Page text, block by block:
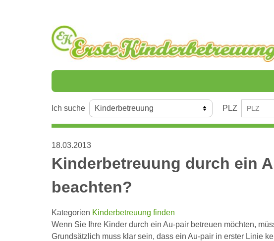
Ich suche PLZ
18.03.2013
Kinderbetreuung durch ein
beachten?
Kategorien Kinderbetreuung finden
Wenn Sie Ihre Kinder durch ein Au-pair betreuen möchten,
Grundsätzlich muss klar sein, dass ein Au-pair in erster Linie